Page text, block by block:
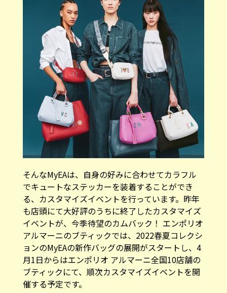
そんなMyEAは、自身の好みに合わせてカラフル
でキュートなステッカーを装着することができ
る、カスタマイズイベントを行っています。昨年
も店頭にて大好評のうちに終了したカスタマイズ
イベントが、今季待望のカムバック！ エンポリオ
アルマーニのブティックでは、2022春夏コレクシ
ョンのMyEAの新作バッグの展開がスタートし、4
月1日からはエンポリオ アルマーニ全国10店舗の
ブティックにて、順次カスタマイズイベントを開
催する予定です。